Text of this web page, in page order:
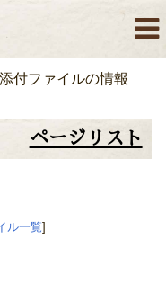
付ファイルの情報
ページリスト
ル一覧]